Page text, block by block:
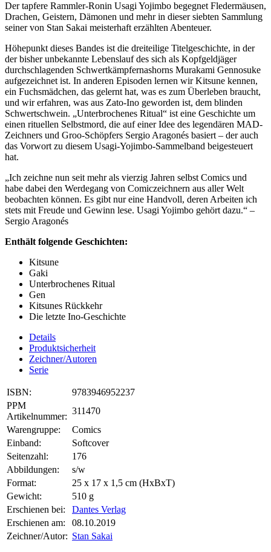
Der tapfere Rammler-Ronin Usagi Yojimbo begegnet Fledermäusen,
Drachen, Geistern, Dämonen und mehr in dieser siebten Sammlung
seiner von Stan Sakai meisterhaft erzählten Abenteuer.
Höhepunkt dieses Bandes ist die dreiteilige Titelgeschichte, in der
der bisher unbekannte Lebenslauf des sich als Kopfgeldjäger
durchschlagenden Schwertkämpfernashorns Murakami Gennosuke
aufgezeichnet ist. In anderen Episoden lernen wir Kitsune kennen,
ein Fuchsmädchen, das gelernt hat, was es zum Überleben braucht,
und wir erfahren, was aus Zato-Ino geworden ist, dem blinden
Schwertschwein. „Unterbrochenes Ritual“ ist eine Geschichte um
einen rituellen Selbstmord, die auf einer Idee des legendären MAD-
Zeichners und Groo-Schöpfers Sergio Aragonés basiert – der auch
das Vorwort zu diesem Usagi-Yojimbo-Sammelband beigesteuert
hat.
„Ich zeichne nun seit mehr als vierzig Jahren selbst Comics und
habe dabei den Werdegang von Comiczeichnern aus aller Welt
beobachten können. Es gibt nur eine Handvoll, deren Arbeiten ich
stets mit Freude und Gewinn lese. Usagi Yojimbo gehört dazu.“ –
Sergio Aragonés
Enthält folgende Geschichten:
Kitsune
Gaki
Unterbrochenes Ritual
Gen
Kitsunes Rückkehr
Die letzte Ino-Geschichte
Details
Produktsicherheit
Zeichner/Autoren
Serie
ISBN:
9783946952237
PPM
Artikelnummer:
311470
Warengruppe:
Comics
Einband:
Softcover
Seitenzahl:
176
Abbildungen:
s/w
Format:
25 x 17 x 1,5 cm (HxBxT)
Gewicht:
510 g
Erschienen bei:
Dantes Verlag
Erschienen am:
08.10.2019
Zeichner/Autor: Stan Sakai